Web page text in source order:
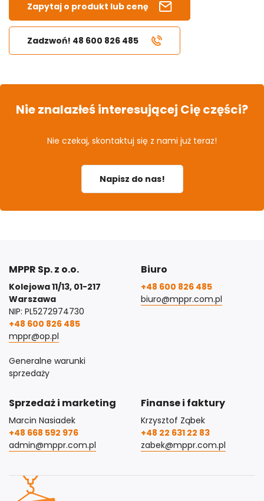
Zapytaj o produkt lub cenę
Zadzwoń! 48 600 826 485
Nie znalazłeś interesującej Cię części?
Nie czekaj, skontaktuj się z nami już teraz!
Napisz do nas!
MPPR Sp. z o.o.
Kolejowa 11/13, 01-217
Warszawa
NIP: PL5272974730
+48 600 826 485
mppr@op.pl
Generalne warunki
sprzedaży
Biuro
+48 600 826 485
biuro@mppr.com.pl
Sprzedaż i marketing
Marcin Nasiadek
+48 668 592 976
admin@mppr.com.pl
Finanse i faktury
Krzysztof Ząbek
+48 22 631 22 83
zabek@mppr.com.pl